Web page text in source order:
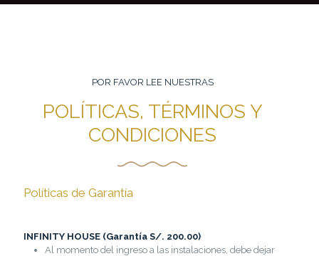
POR FAVOR LEE NUESTRAS
POLÍTICAS, TÉRMINOS Y
CONDICIONES
Políticas de Garantía
INFINITY HOUSE (Garantía S/. 200.00)
Al momento del ingreso a las instalaciones, debe dejar